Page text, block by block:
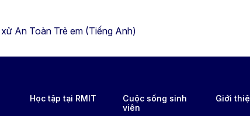
An Toàn Trẻ em (Tiếng Anh)
Học tập tại RMIT
Cuộc sống sinh
viên
Giới